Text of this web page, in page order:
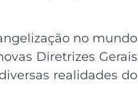
no mundo
Diretrizes Gerais
realidades do